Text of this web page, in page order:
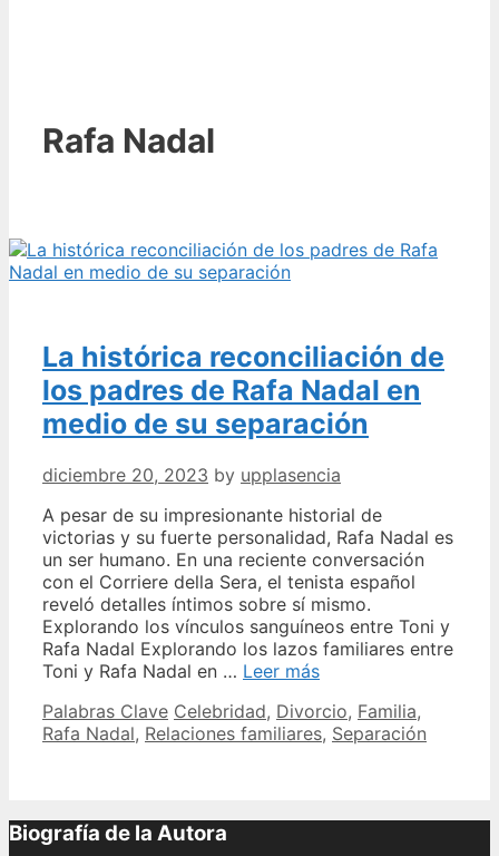
Rafa Nadal
La histórica reconciliación de
los padres de Rafa Nadal en
medio de su separación
diciembre 20, 2023 by upplasencia
A pesar de su impresionante historial de
victorias y su fuerte personalidad, Rafa Nadal es
un ser humano. En una reciente conversación
con el Corriere della Sera, el tenista español
reveló detalles íntimos sobre sí mismo.
Explorando los vínculos sanguíneos entre Toni y
Rafa Nadal Explorando los lazos familiares entre
Toni y Rafa Nadal en … Leer másLa
reconciliación
de
Rafa
Categories
Palabras Clave Tags
Celebridad, Divorcio, Familia,
Rafa Nadal, Relaciones familiares, Separación
Biografía de la Autora